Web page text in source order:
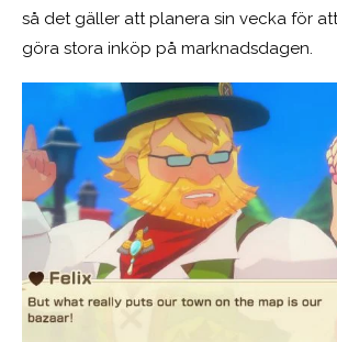
så det gäller att planera sin vecka för
göra stora inköp på marknadsdagen.